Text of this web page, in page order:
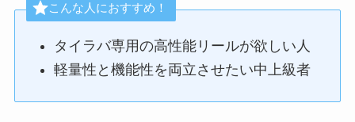
こんな人におすすめ！
タイラバ専用の高性能リールが欲しい人
軽量性と機能性を両立させたい中上級者